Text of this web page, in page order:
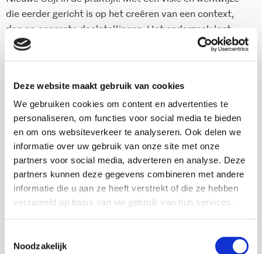
Deze website maakt gebruik van cookies
We gebruiken cookies om content en advertenties te
personaliseren, om functies voor social media te bieden
en om ons websiteverkeer te analyseren. Ook delen we
informatie over uw gebruik van onze site met onze
partners voor social media, adverteren en analyse. Deze
partners kunnen deze gegevens combineren met andere
informatie die u aan ze heeft verstrekt of die ze hebben
verzameld op basis van uw gebruik van hun services.
Noodzakelijk
die eerder gericht is op het creëren van een context,
dan op concrete doelstellingen. Het onderzoek laat
zien dat dit ruimte biedt om initiatieven tot bloei te
laten komen.
Download deze publicatie
Download de samenvatting van deze
Onderzoekers